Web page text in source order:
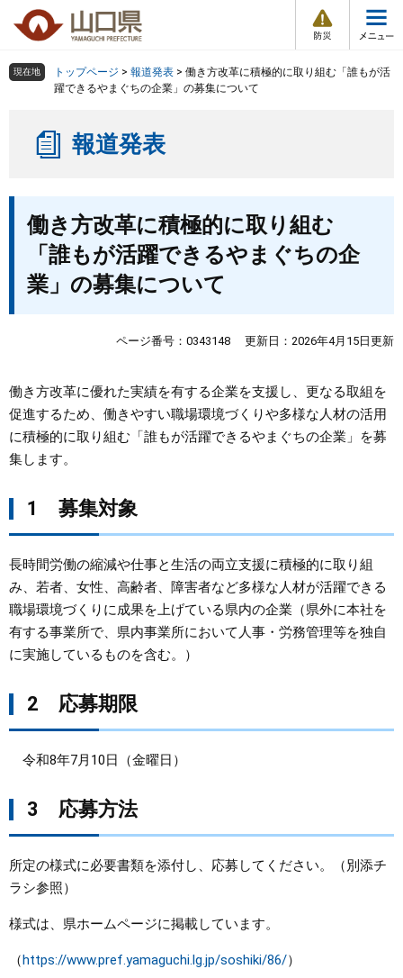
の
ー
情
報
メ
ュ
組織で探す
くらし・環境
健康・福祉
教育・文化・スポーツ
しごと・産業・観光
まちづくり
検索の仕方 組織で探す
現在地 トップページ > 報道発表 > 働き方改革に積極的に取り組む「誰もが活
躍できるやまぐちの企業」の募集について
報道発表
働き方改革に積極的に取り組む
「誰もが活躍できるやまぐちの企
業」の募集について
ページ番号：0343148 更新日：2026年4月15日更新
働き方改革に優れた実績を有する企業を支援し、更なる取組を
促進するため、働きやすい職場環境づくりや多様な人材の活用
に積極的に取り組む「誰もが活躍できるやまぐちの企業」を募
集します。
1 募集対象
長時間労働の縮減や仕事と生活の両立支援に積極的に取り組
み、若者、女性、高齢者、障害者など多様な人材が活躍できる
職場環境づくりに成果を上げている県内の企業（県外に本社を
有する事業所で、県内事業所において人事・労務管理等を独自
に実施しているものを含む。）
2 応募期限
令和8年7月10日（金曜日）
3 応募方法
所定の様式に必要書類を添付し、応募してください。（別添チ
ラシ参照）
様式は、県ホームページに掲載しています。
（https://www.pref.yamaguchi.lg.jp/soshiki/86/）